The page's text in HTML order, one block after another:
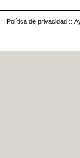
:: Política de privacidad ::